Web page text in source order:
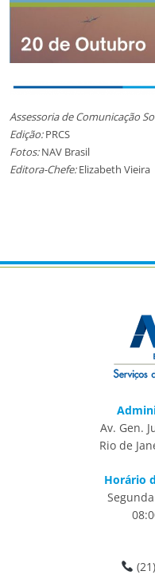
Assessoria de Comunicação
Edição:PRCS
Fotos:NAV Brasil
Editora-Chefe:Elizabeth Vieira
Av. Gen.
Rio de
Horário